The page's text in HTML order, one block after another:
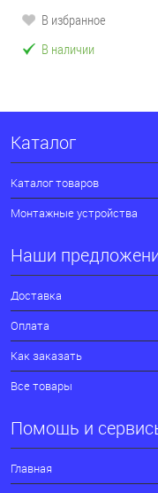
В избранное
В наличии
Каталог
Каталог товаров
Монтажные устройства
Наши
Доставка
Оплата
Как заказать
Все товары
Помощь и
Главная